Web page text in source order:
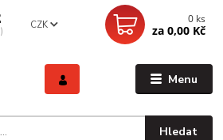
Menu
CZK
Hledat
0 ks
za 0,00 Kč